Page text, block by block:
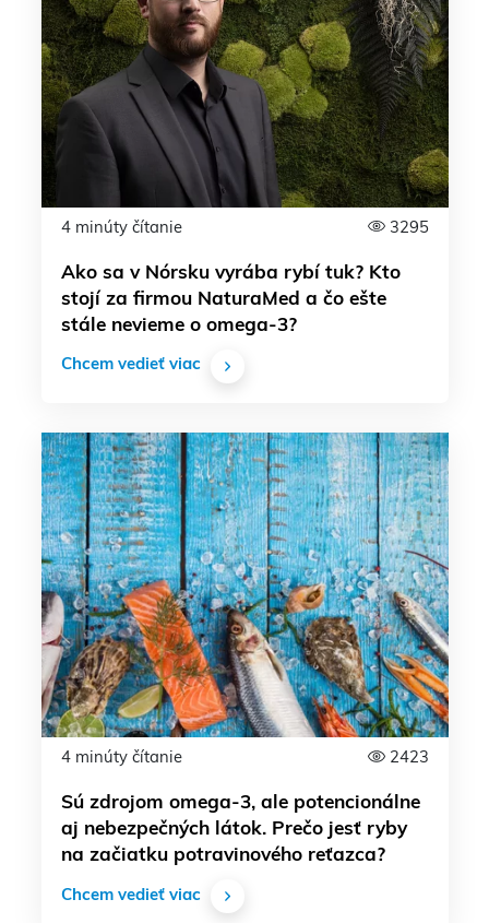
4 minúty čítanie 3295
Ako sa v Nórsku vyrába rybí tuk? Kto
stojí za firmou NaturaMed a čo ešte
stále nevieme o omega-3?
Chcem vedieť viac
4 minúty čítanie 2423
Sú zdrojom omega-3, ale potencionálne
aj nebezpečných látok. Prečo jesť ryby
na začiatku potravinového reťazca?
Chcem vedieť viac